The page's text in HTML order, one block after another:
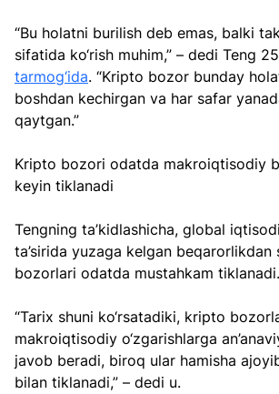
“Bu holatni burilish deb emas, balki
sifatida ko‘rish muhim,” – dedi Teng
tarmog‘ida. “Kripto bozor bunday
boshdan kechirgan va har safar
qaytgan.”
Kripto bozori odatda makroiqtisodiy
keyin tiklanadi
Tengning ta’kidlashicha, global
ta’sirida yuzaga kelgan beqarorlikdan
bozorlari odatda mustahkam tiklanadi.
“Tarix shuni ko‘rsatadiki, kripto
makroiqtisodiy o‘zgarishlarga
javob beradi, biroq ular hamisha
bilan tiklanadi,” – dedi u.